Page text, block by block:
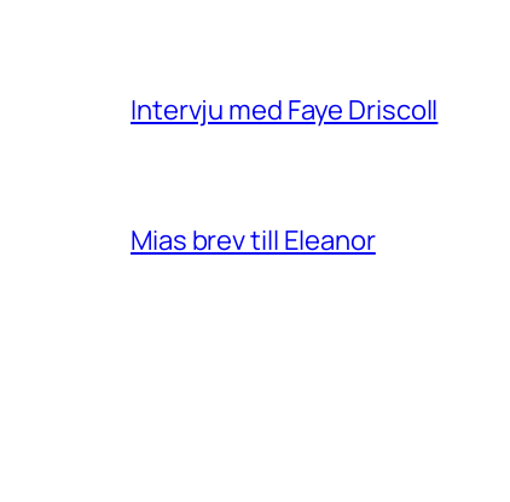
Intervju med Faye Driscoll
Mias brev till Eleanor